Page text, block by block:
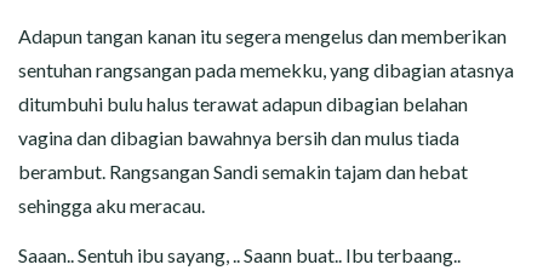
Adapun tangan kanan itu segera mengelus dan memberikan
sentuhan rangsangan pada memekku, yang dibagian atasnya
ditumbuhi bulu halus terawat adapun dibagian belahan
vagina dan dibagian bawahnya bersih dan mulus tiada
berambut. Rangsangan Sandi semakin tajam dan hebat
sehingga aku meracau.
Saaan.. Sentuh ibu sayang, .. Saann buat.. Ibu terbaang..